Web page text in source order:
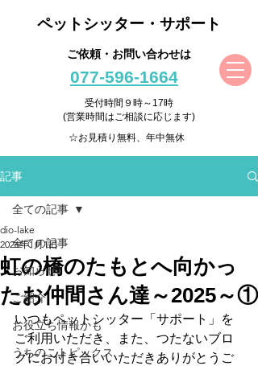
ペットシッター・サポート
ご依頼・お問い合わせは
077-596-1664
受付時間９時～17時
(営業時間はご相談に応じます)
☆お見積り無料、年中無休
記事
全ての記事
お知らせ
ご紹介
お役立ち情報かも
うちのこトピックス
全ての記事
虹の橋のたもとへ向かっ
たお仲間さん達～2025～①
dio-lake
2026年1月1日
いつもペットシッター「サポート」を
ご利用いただき、また、つたないブロ
グにお付き合いいただきありがとうご